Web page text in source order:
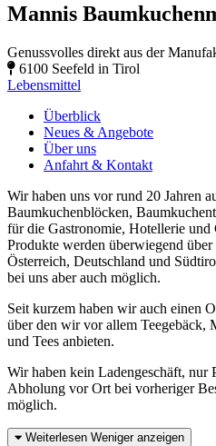
Mannis
Genussvolles direkt aus der
6100 Seefeld in Tirol
Lebensmittel
Überblick
Neues & Angebote
Über uns
Anfahrt & Kontakt
Wir haben uns vor rund 20 Jahren
Baumkuchenblöcken,
für die Gastronomie, Hotellerie
Produkte werden überwiegend
Österreich, Deutschland und
bei uns aber auch möglich.
Seit kurzem haben wir auch einen
über den wir vor allem Teegebäck,
und Tees anbieten.
Wir haben kein Ladengeschäft, nur
Abholung vor Ort bei vorheriger
möglich.
Weiterlesen Weniger anzeigen